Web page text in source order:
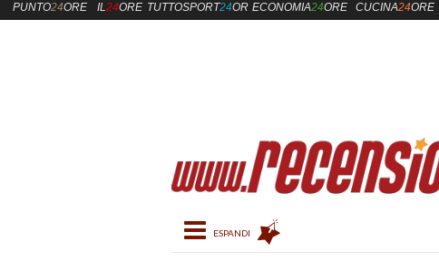
Toggle navigation
PUNTO24ORE IL24ORE TUTTOSPORT24OREECONOMIA24ORE CUCINA24ORE